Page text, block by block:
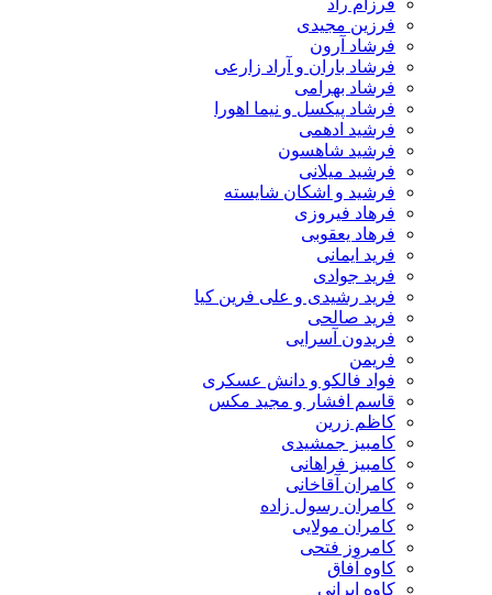
فرزین مجیدی
فرشاد آرون
فرشاد باران و آراد زارعی
فرشاد بهرامی
فرشاد پیکسل و نیما اهورا
فرشید ادهمی
فرشید شاهسون
فرشید میلانی
فرشید و اشکان شایسته
فرهاد فیروزی
فرهاد یعقوبی
فرید ایمانی
فرید جوادی
فرید رشیدی و علی فرین کیا
فرید صالحی
فریدون آسرایی
فریمن
فواد فالکو و دانش عسکری
قاسم افشار و مجید مکس
کاظم زرین
کامبیز جمشیدی
کامبیز فراهانی
کامران آقاخانی
کامران رسول زاده
کامران مولایی
کامروز فتحی
کاوه آفاق
کاوه ایرانی